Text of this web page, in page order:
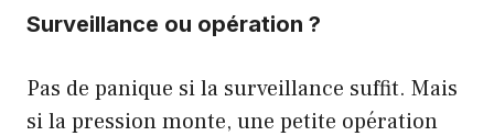
Surveillance ou opération ?
Pas de panique si la surveillance suffit. Mais
si la pression monte, une petite opération